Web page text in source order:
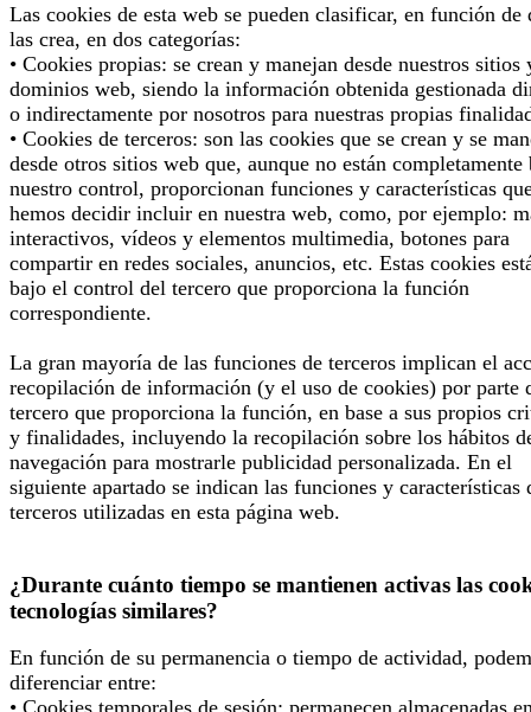
Las cookies de esta web se pueden clasificar, en función de
las crea, en dos categorías:
• Cookies propias: se crean y manejan desde nuestros sitios
dominios web, siendo la información obtenida gestionada
o indirectamente por nosotros para nuestras propias
• Cookies de terceros: son las cookies que se crean y se
desde otros sitios web que, aunque no están completamente
nuestro control, proporcionan funciones y características
hemos decidir incluir en nuestra web, como, por ejemplo:
interactivos, vídeos y elementos multimedia, botones para
compartir en redes sociales, anuncios, etc. Estas cookies
bajo el control del tercero que proporciona la función
correspondiente.
La gran mayoría de las funciones de terceros implican el
recopilación de información (y el uso de cookies) por parte
tercero que proporciona la función, en base a sus propios
y finalidades, incluyendo la recopilación sobre los hábitos
navegación para mostrarle publicidad personalizada. En el
siguiente apartado se indican las funciones y características
terceros utilizadas en esta página web.
¿Durante cuánto tiempo se mantienen activas las
tecnologías similares?
En función de su permanencia o tiempo de actividad,
diferenciar entre: